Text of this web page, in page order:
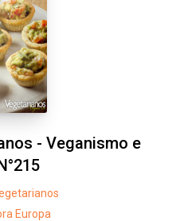
- Veganismo e
Europa